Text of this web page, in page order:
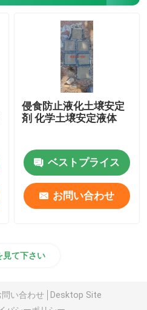
侵食防止液化土壌安定
剤 化学土壌安定液体
ベストプライス
お問い合わせ
見て下さい
問い合わせ
Desktop Site